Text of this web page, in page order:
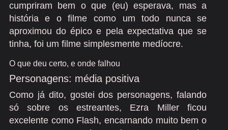
cumpriram bem o que (eu) esperava, mas a
história e o filme como um todo nunca se
aproximou do épico e pela expectativa que se
tinha, foi um filme simplesmente medíocre.
O que deu certo, e onde falhou
Personagens: média positiva
Como já dito, gostei dos personagens, falando
só sobre os estreantes, Ezra Miller ficou
excelente como Flash, encarnando muito bem o